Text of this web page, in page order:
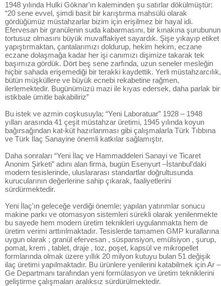
1948 yılında Hulki Göknar'ın kaleminden şu satırlar dökülmüştür:
“20 sene evvel, şimdi basit bir karıştırma mahsülü olarak
gördüğümüz müstahzarlar bizim için erişilmez bir hayal idi.
Efervesan bir granülenin suda kabarmasını, bir kınakına şurubunun
tortusuz olmasını büyük muvaffakiyet sayardık. Şişe yıkayıp etiket
yapıştırmaktan, çantalarımızı doldurup, hekim hekim, eczane
eczane dolaşmağa kadar her işi canımızı dişimize takarak tek
başımıza gördük. Dört beş sene zarfında, uzun seneler mesleğin
hiçbir sahada erişemediği bir terakki kaydettik. Yerli müstahzarcılık,
bütün müşküllere ve büyük ecnebi rekabetine rağmen,
ilerlemektedir. Bugünümüzü mazi ile kıyas edersek, daha parlak bir
istikbale ümitle bakabiliriz”
Bu istek ve azmin coşkusuyla; “Yeni Laboratuar” 1928 – 1948
yılları arasında 41 çeşit müstahzar üretimi, 1945 yılında koyun
bağırsağından kat-küt hazırlanması gibi çalışmalarla Türk Tıbbına
ve Türk İlaç Sanayine önemli katkılar sağlamıştır.
Daha sonraları “Yeni İlaç ve Hammaddeleri Sanayi ve Ticaret
Anonim Şirketi” adını alan firma, bugün Esenyurt –İstanbul'daki
modern tesislerinde, uluslararası standartlar doğrultusunda
kurucularının değerlerine sahip çıkarak, faaliyetlerini
sürdürmektedir.
Yeni İlaç'ın geleceğe verdiği önemle; yapılan yatırımlar sonucu
makine parkı ve otomasyon sistemleri sürekli olarak yenilenmekte
bu sayede hem modern üretim teknikleri uygulanmakta hem de
üretim verimi arttırılmaktadır. Tesislerde tamamen GMP kurallarına
uygun olarak ; granül efervesan , süspansiyon, emülsiyon , şurup,
pomat, krem , tablet, draje , toz, poşet, kapsül ve mikropellet
formlarında olmak üzere yıllık 20 milyon kutuyu bulan 51 değişik
ilaç üretimi yapılmaktadır. Bu ürünlere yenilerini katabilmek için Ar –
Ge Departmanı tarafından yeni formülasyon ve üretim tekniklerini
geliştirme çalışmaları aralıksız sürdürülmektedir.